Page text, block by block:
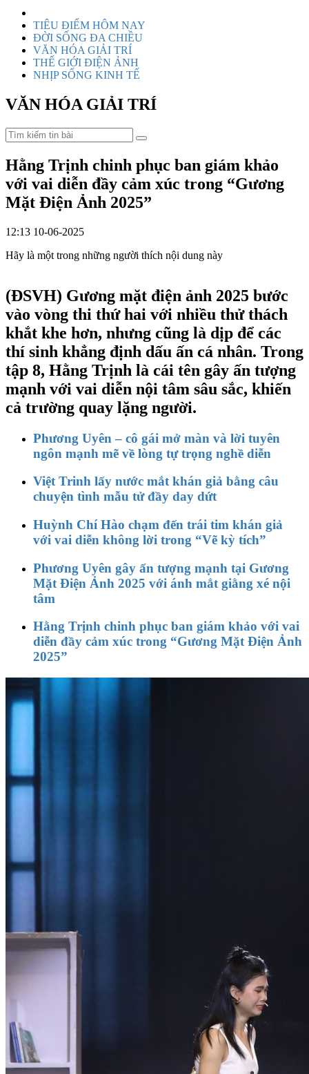
TIÊU ĐIỂM HÔM NAY
ĐỜI SỐNG ĐA CHIỀU
VĂN HÓA GIẢI TRÍ
THẾ GIỚI ĐIỆN ẢNH
NHỊP SỐNG KINH TẾ
VĂN HÓA GIẢI TRÍ
Hằng Trịnh chinh phục ban giám khảo
với vai diễn đầy cảm xúc trong “Gương
Mặt Điện Ảnh 2025”
12:13 10-06-2025
Hãy là một trong những người thích nội dung này
(ĐSVH) Gương mặt điện ảnh 2025 bước
vào vòng thi thứ hai với nhiều thử thách
khắt khe hơn, nhưng cũng là dịp để các
thí sinh khẳng định dấu ấn cá nhân. Trong
tập 8, Hằng Trịnh là cái tên gây ấn tượng
mạnh với vai diễn nội tâm sâu sắc, khiến
cả trường quay lặng người.
Phương Uyên – cô gái mở màn và lời tuyên
ngôn mạnh mẽ về lòng tự trọng nghề diễn
Việt Trinh lấy nước mắt khán giả bằng câu
chuyện tình mẫu tử đầy day dứt
Huỳnh Chí Hào chạm đến trái tim khán giả
với vai diễn không lời trong “Vẽ kỳ tích”
Phương Uyên gây ấn tượng mạnh tại Gương
Mặt Điện Ảnh 2025 với ánh mắt giằng xé nội
tâm
Hằng Trịnh chinh phục ban giám khảo với vai
diễn đầy cảm xúc trong “Gương Mặt Điện Ảnh
2025”